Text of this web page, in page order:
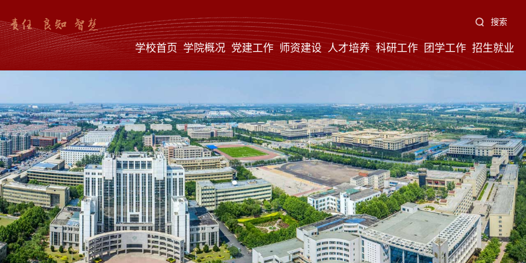
搜索
学校首页 学院概况 党建工作 师资建设 人才培养 科研工作 团学工作 招生就业